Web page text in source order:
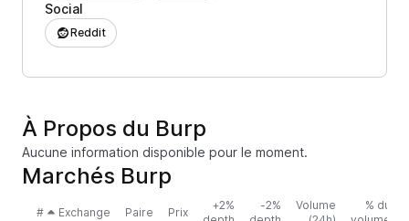
Social
Reddit
À Propos du Burp
Aucune information disponible pour le moment.
Marchés Burp
# Exchange Paire Prix
+2%
-2%
Volume
% du